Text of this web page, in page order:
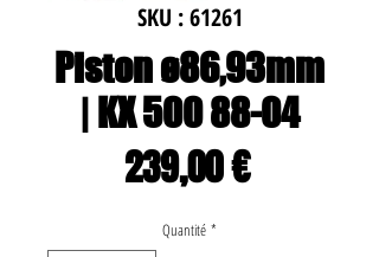
SKU : 61261
Piston ø86,93mm
| KX 500 88-04
239,00 €Prix
Quantité *